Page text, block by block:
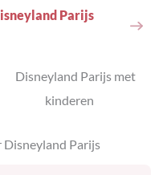
Parijs
Disneyland Parijs